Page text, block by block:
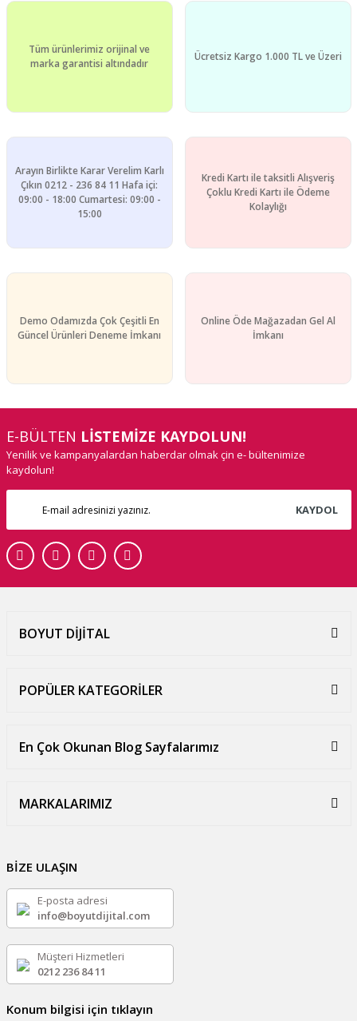
Ürün açıklamasında eksik bilgiler bulunuyor.
Ürün fiyatı diğer sitelerden daha pahalı.
Tüm ürünlerimiz orijinal ve
marka garantisi altındadır
Ücretsiz Kargo 1.000 TL ve Üzeri
Arayın Birlikte Karar Verelim Karlı
Çıkın 0212 - 236 84 11 Hafa içi:
09:00 - 18:00 Cumartesi: 09:00 -
15:00
Kredi Kartı ile taksitli Alışveriş
Çoklu Kredi Kartı ile Ödeme
Kolaylığı
Demo Odamızda Çok Çeşitli En
Güncel Ürünleri Deneme İmkanı
Online Öde Mağazadan Gel Al
İmkanı
E-BÜLTEN LİSTEMİZE KAYDOLUN!
Yenilik ve kampanyalardan haberdar olmak çin e- bültenimize
kaydolun!
KAYDOL
BOYUT DİJİTAL
POPÜLER KATEGORİLER
En Çok Okunan Blog Sayfalarımız
MARKALARIMIZ
BİZE ULAŞIN
E-posta adresi
info@boyutdijital.com
Müşteri Hizmetleri
0212 236 84 11
Konum bilgisi için tıklayın